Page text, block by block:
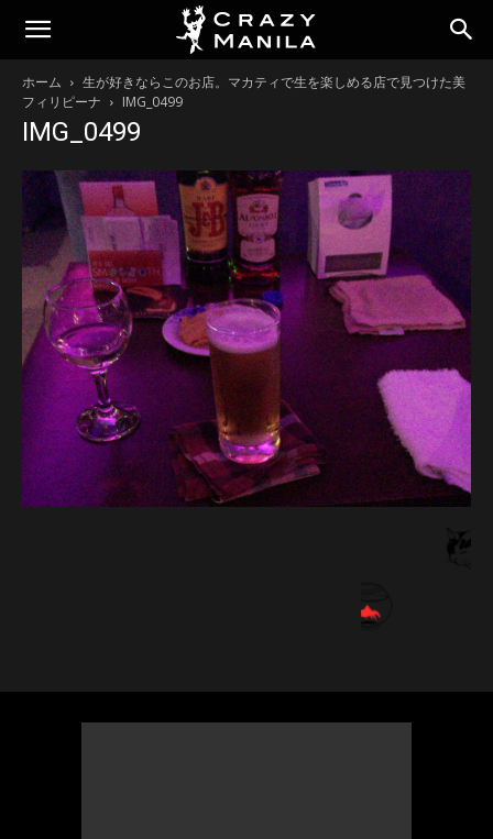
ホーム
生が好きならこのお店。マカティで生を楽しめる店で見つけた美
フィリピーナ
IMG_0499
IMG_0499